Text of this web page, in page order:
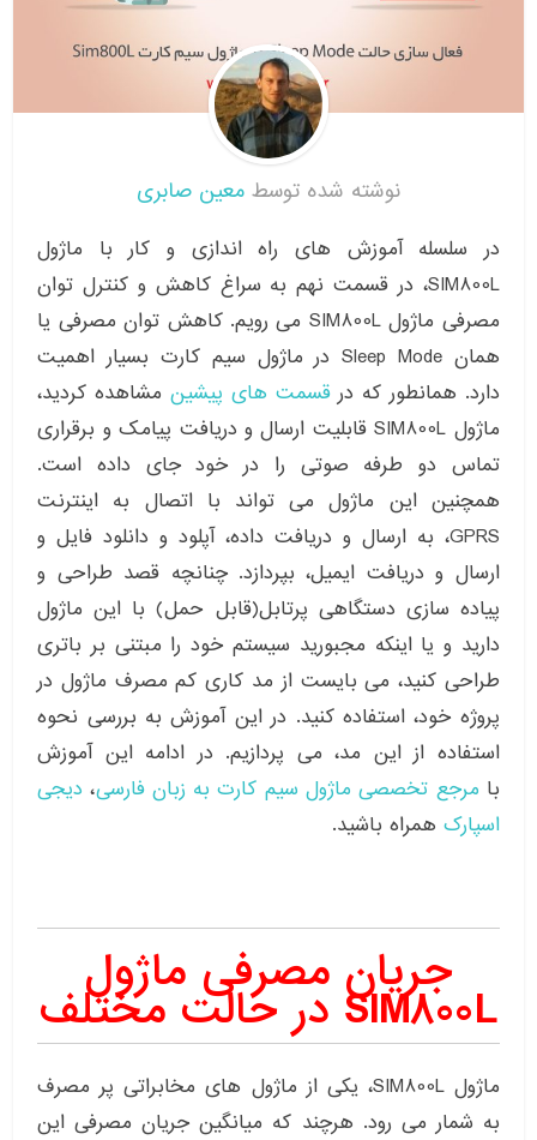
نوشته شده توسط معین صابری
در سلسله آموزش های راه اندازی و کار با ماژول
SIM800L، در قسمت نهم به سراغ کاهش و کنترل توان
مصرفی ماژول SIM800L می رویم. کاهش توان مصرفی یا
همان Sleep Mode در ماژول سیم کارت بسیار اهمیت
دارد. همانطور که درقسمت های پیشین مشاهده کردید،
ماژول SIM800L قابلیت ارسال و دریافت پیامک و برقراری
تماس دو طرفه صوتی را در خود جای داده است.
همچنین این ماژول می تواند با اتصال به اینترنت
GPRS، به ارسال و دریافت داده، آپلود و دانلود فایل و
ارسال و دریافت ایمیل، بپردازد. چنانچه قصد طراحی و
پیاده سازی دستگاهی پرتابل(قابل حمل) با این ماژول
دارید و یا اینکه مجبورید سیستم خود را مبتنی بر باتری
طراحی کنید، می بایست از مد کاری کم مصرف ماژول در
پروژه خود، استفاده کنید. در این آموزش به بررسی نحوه
استفاده از این مد، می پردازیم. در ادامه این آموزش
با مرجع تخصصی ماژول سیم کارت به زبان فارسی، دیجی
اسپارک همراه باشید.
جریان مصرفی ماژول
SIM800L در حالت مختلف
ماژول SIM800L، یکی از ماژول های مخابراتی پر مصرف
به شمار می رود. هرچند که میانگین جریان مصرفی این